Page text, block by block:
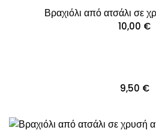
Βραχιόλι από ατσάλι σε
10,00 €
9,50 €